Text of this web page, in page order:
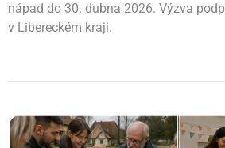
nápad do 30. dubna 2026. Výzva
v Libereckém kraji.